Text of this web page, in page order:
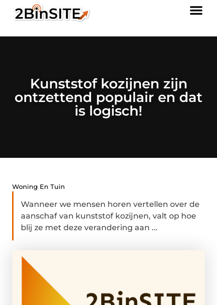
Kunststof kozijnen zijn
ontzettend populair en dat
is logisch!
Woning En Tuin
Wanneer we mensen horen vertellen over de
aanschaf van kunststof kozijnen, valt op hoe
blij ze met deze verandering aan ...